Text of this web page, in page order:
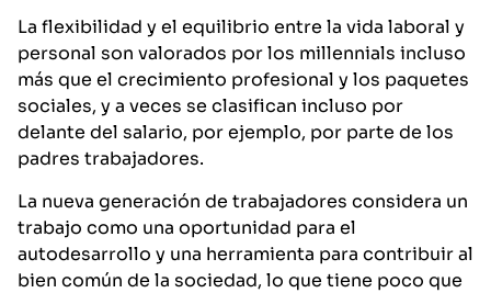
La flexibilidad y el equilibrio entre la vida laboral y
personal son valorados por los millennials incluso
más que el crecimiento profesional y los paquetes
sociales, y a veces se clasifican incluso por
delante del salario, por ejemplo, por parte de los
padres trabajadores.
La nueva generación de trabajadores considera un
trabajo como una oportunidad para el
autodesarrollo y una herramienta para contribuir al
bien común de la sociedad, lo que tiene poco que